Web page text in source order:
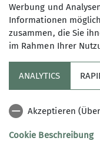
Über Uns
Service
Werbung und
Informationen
zusammen, die Sie
im Rahmen Ihrer
ANALYTICS
Akzeptieren
Cookie Beschreibung